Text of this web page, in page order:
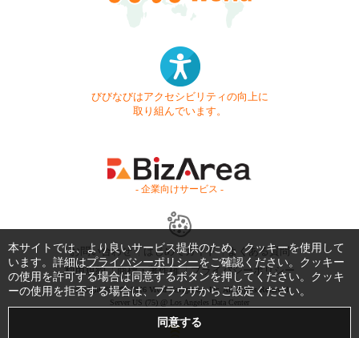
びびなびはアクセシビリティの向上に
取り組んでいます。
- 企業向けサービス -
お問い合わせ はじめてガイド
よくある質問
利用規約
商標・著作権 プライバシーポリシー
Copyright © 1999-2026 Vivid Navigation, Inc. All Rights Reserved.
Server US (75) @ Los Angeles Data Center
本サイトでは、より良いサービス提供のため、クッキーを使用して
います。詳細はプライバシーポリシーをご確認ください。クッキー
の使用を許可する場合は同意するボタンを押してください。クッキ
ーの使用を拒否する場合は、ブラウザからご設定ください。